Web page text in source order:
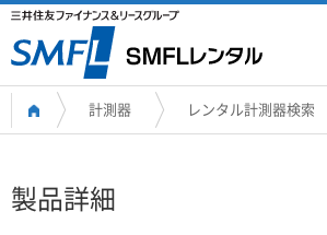
計測器 レンタル計測器検索
製品詳細